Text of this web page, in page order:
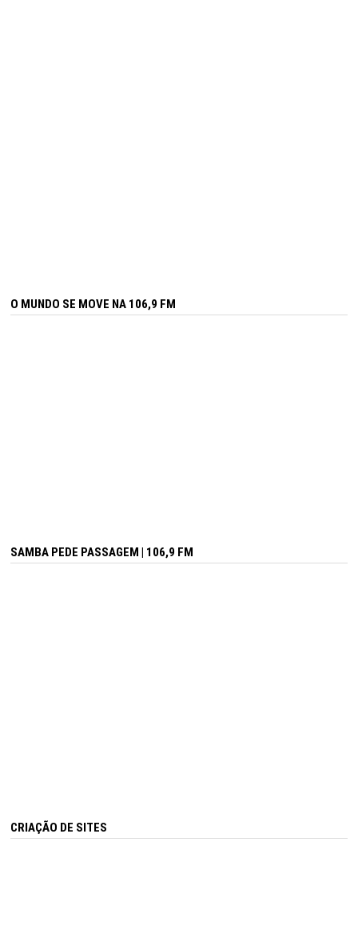
O MUNDO SE MOVE NA 106,9 FM
SAMBA PEDE PASSAGEM | 106,9 FM
CRIAÇÃO DE SITES